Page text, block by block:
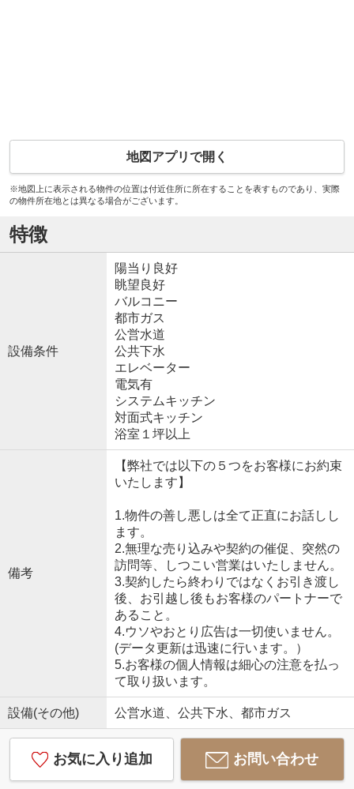
地図アプリで開く
※地図上に表示される物件の位置は付近住所に所在することを表すものであり、実際
の物件所在地とは異なる場合がございます。
特徴
設備条件
陽当り良好
眺望良好
バルコニー
都市ガス
公営水道
公共下水
エレベーター
電気有
システムキッチン
対面式キッチン
浴室１坪以上
備考
【弊社では以下の５つをお客様にお約束
いたします】
1.物件の善し悪しは全て正直にお話しし
ます。
2.無理な売り込みや契約の催促、突然の
訪問等、しつこい営業はいたしません。
3.契約したら終わりではなくお引き渡し
後、お引越し後もお客様のパートナーで
あること。
4.ウソやおとり広告は一切使いません。
(データ更新は迅速に行います。）
5.お客様の個人情報は細心の注意を払っ
て取り扱います。
設備(その他) 公営水道、公共下水、都市ガス
お気に入り追加 お問い合わせ